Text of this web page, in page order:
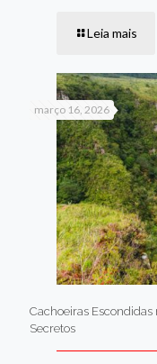
Leia mais
março 16, 2026
Cachoeiras Escondidas
Secretos